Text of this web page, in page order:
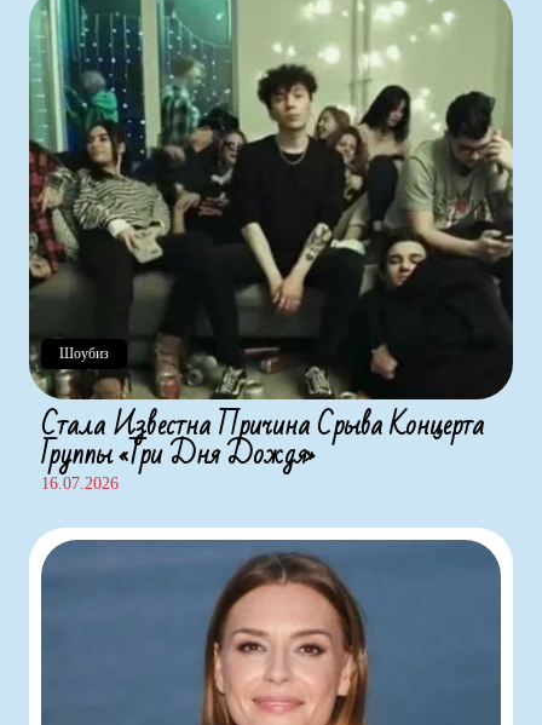
Шоубиз
Стала Известна Причина Срыва Концерта
Группы «Три Дня Дождя»
16.07.2026